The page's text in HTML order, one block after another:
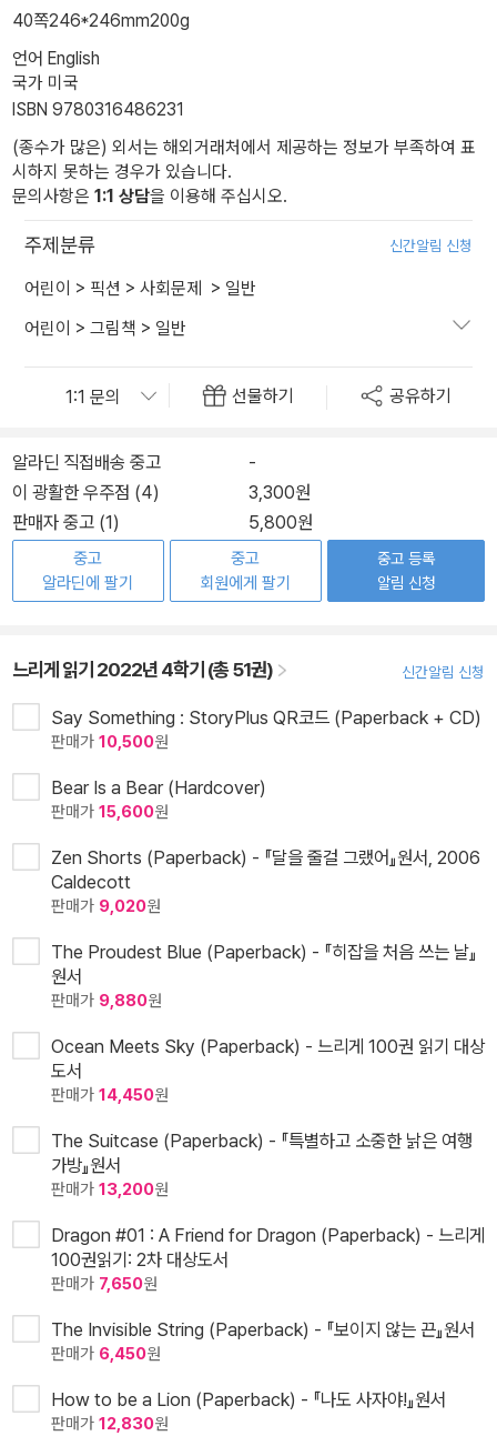
40쪽246*246mm200g
언어 English
국가 미국
ISBN 9780316486231
(종수가 많은) 외서는 해외거래처에서 제공하는 정보가 부족하여 표
시하지 못하는 경우가 있습니다.
문의사항은 1:1 상담을 이용해 주십시오.
주제분류 신간알림 신청
어린이 > 픽션 > 사회문제 > 일반
어린이 > 그림책 > 일반
선물하기 공유하기
알라딘 직접배송 중고
-
이 광활한 우주점 (4)
3,300원
판매자 중고 (1)
5,800원
중고
알라딘에 팔기
중고
회원에게 팔기
중고 등록
알림 신청
느리게 읽기 2022년 4학기 (총 51권) 신간알림 신청
Say Something : StoryPlus QR코드 (Paperback + CD)
판매가 10,500원
Bear Is a Bear (Hardcover)
판매가 15,600원
Zen Shorts (Paperback) - 『달을 줄걸 그랬어』원서, 2006
Caldecott
판매가 9,020원
The Proudest Blue (Paperback) - 『히잡을 처음 쓰는 날』
원서
판매가 9,880원
Ocean Meets Sky (Paperback) - 느리게 100권 읽기 대상
도서
판매가 14,450원
The Suitcase (Paperback) - 『특별하고 소중한 낡은 여행
가방』원서
판매가 13,200원
Dragon #01 : A Friend for Dragon (Paperback) - 느리게
100권읽기: 2차 대상도서
판매가 7,650원
The Invisible String (Paperback) - 『보이지 않는 끈』원서
판매가 6,450원
How to be a Lion (Paperback) - 『나도 사자야!』원서
판매가 12,830원